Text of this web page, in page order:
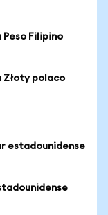
Peso Filipino
Złoty polaco
estadounidense